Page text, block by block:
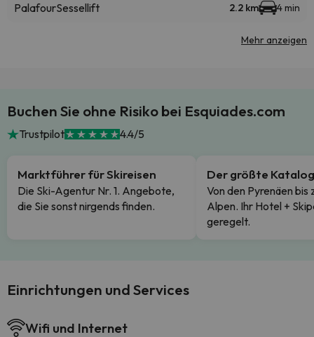
PalafourSessellift 2.2 km 4 min
Mehr anzeigen
Buchen Sie ohne Risiko bei Esquiades.com
Trustpilot 4.4/5
Marktführer für Skireisen
Die Ski-Agentur Nr. 1. Angebote,
die Sie sonst nirgends finden.
Der größte Katalog
Von den Pyrenäen bis
Alpen. Ihr Hotel +
geregelt.
Einrichtungen und Services
Wifi und Internet